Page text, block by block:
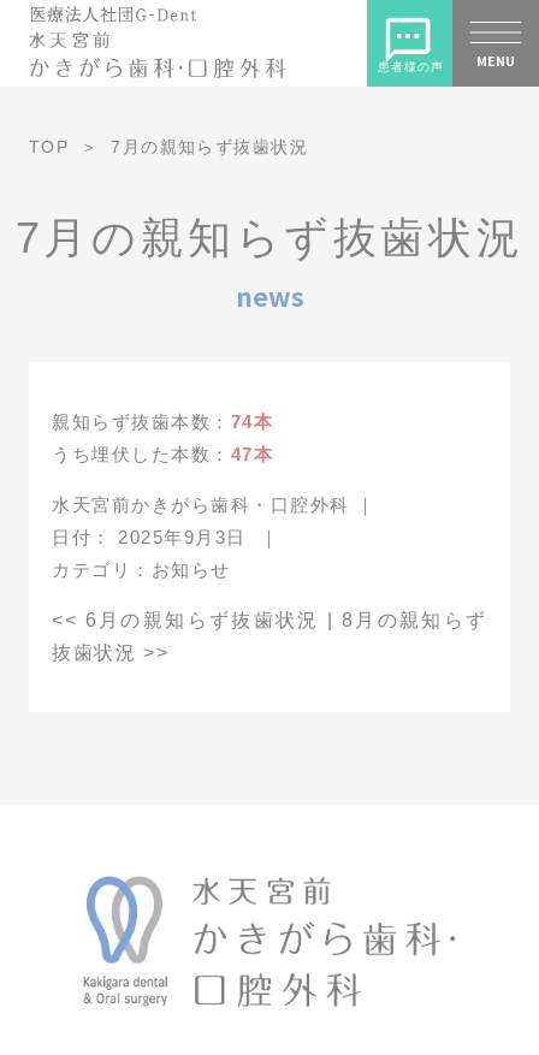
TOP 7月の親知らず抜歯状況
7月の親知らず抜歯状況
news
親知らず抜歯本数： 74本
うち埋伏した本数： 47本
水天宮前かきがら歯科・口腔外科
｜
日付： 2025年9月3日
｜
カテゴリ： お知らせ
<< 6月の親知らず抜歯状況
8月の親知らず
抜歯状況>>
MENU
患者様の声